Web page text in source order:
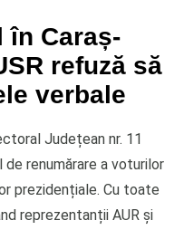
în Caraș-
refuză să
verbale
Județean nr. 11
renumărare a voturilor
prezidențiale. Cu toate
reprezentanții AUR și